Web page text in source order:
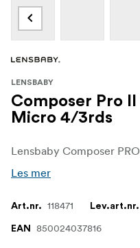
LENSBABY
Composer Pro
Micro 4/3rds
Les mer
Art.nr. 118471 Lev.art.nr.
EAN 850024037816